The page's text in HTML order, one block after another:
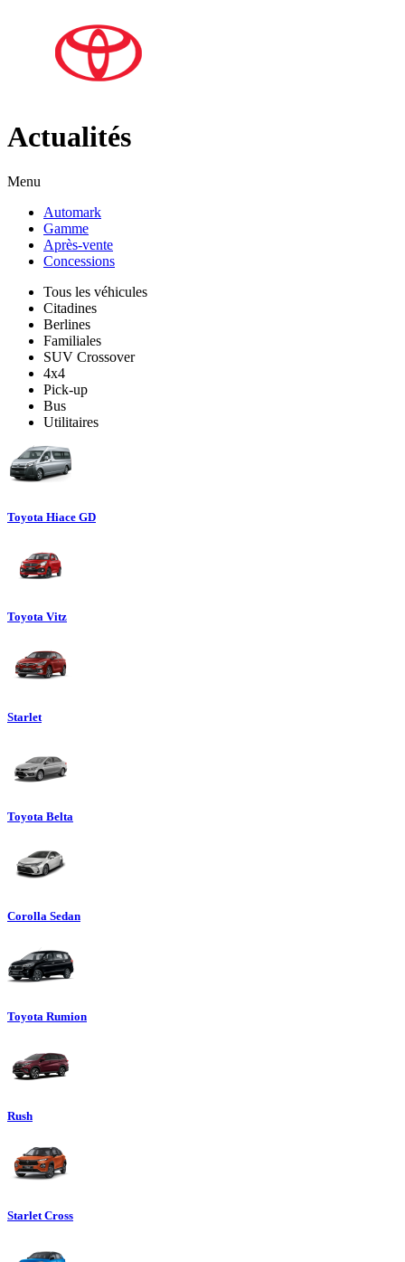
Actualités
Menu
Automark
Gamme
Après-vente
Concessions
Tous les véhicules
Citadines
Berlines
Familiales
SUV Crossover
4x4
Pick-up
Bus
Utilitaires
Toyota Hiace GD
Toyota Vitz
Starlet
Toyota Belta
Corolla Sedan
Toyota Rumion
Rush
Starlet Cross